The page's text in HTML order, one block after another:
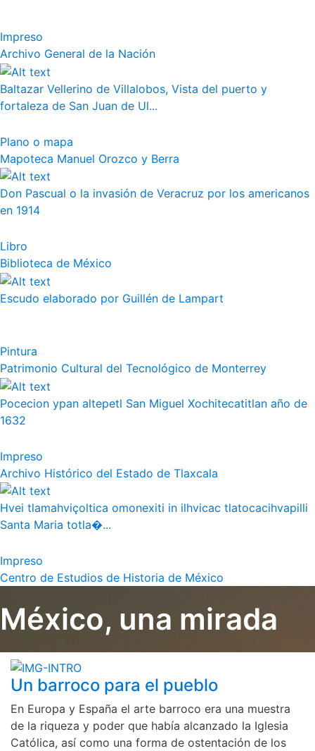
Impreso
Archivo General de la Nación
Baltazar Vellerino de Villalobos, Vista del puerto y
fortaleza de San Juan de Ul...
Plano o mapa
Mapoteca Manuel Orozco y Berra
Don Pascual o la invasión de Veracruz por los americanos
en 1914
Libro
Biblioteca de México
Escudo elaborado por Guillén de Lampart
Pintura
Patrimonio Cultural del Tecnológico de Monterrey
Pocecion ypan altepetl San Miguel Xochitecatitlan año de
1632
Impreso
Archivo Histórico del Estado de Tlaxcala
Hvei tlamahviçoltica omonexiti in ilhvicac tlatocacihvapilli
Santa Maria totla�...
Impreso
Centro de Estudios de Historia de México
México, una mirada
Un barroco para el pueblo
En Europa y España el arte barroco era una muestra
de la riqueza y poder que había alcanzado la Iglesia
Católica, así como una forma de ostentación de los